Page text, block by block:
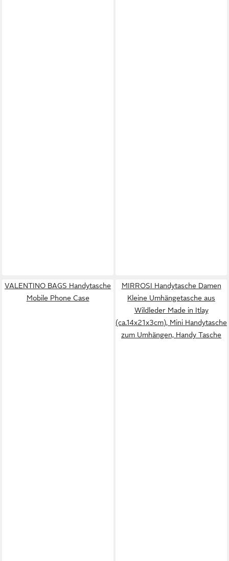
VALENTINO BAGS Handytasche
Mobile Phone Case
MIRROSI Handytasche Damen
Kleine Umhängetasche aus
Wildleder Made in Itlay
(ca.14x21x3cm), Mini Handytasche
zum Umhängen, Handy Tasche